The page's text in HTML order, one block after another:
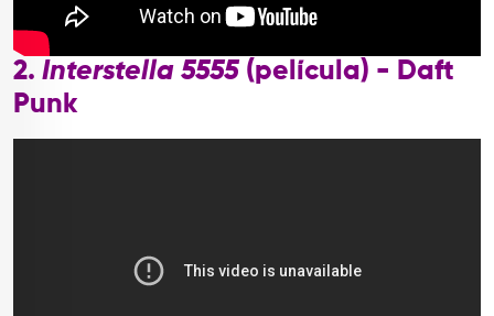
2. Interstella 5555 (película) - Daft
Punk